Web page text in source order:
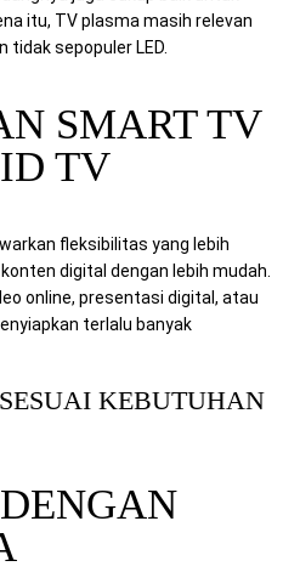
itu, TV plasma masih relevan
sepopuler LED.
SMART TV
TV
fleksibilitas yang lebih
digital dengan lebih mudah.
online, presentasi digital, atau
terlalu banyak
KEBUTUHAN